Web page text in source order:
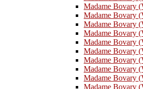
Madame Bovary
Madame Bovary
Madame Bovary
Madame Bovary
Madame Bovary
Madame Bovary
Madame Bovary
Madame Bovary
Madame Bovary
Madame Bovary